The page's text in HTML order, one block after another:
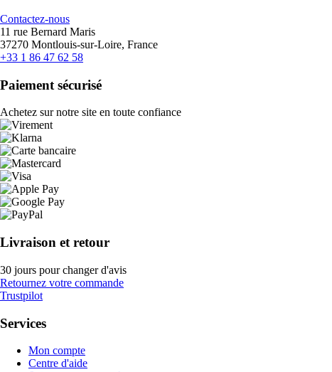
Contactez-nous
11 rue Bernard Maris
37270 Montlouis-sur-Loire, France
+33 1 86 47 62 58
Paiement sécurisé
Achetez sur notre site en toute confiance
Livraison et retour
30 jours pour changer d'avis
Retournez votre commande
Trustpilot
Services
Mon compte
Centre d'aide